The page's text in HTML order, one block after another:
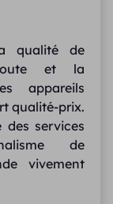
qualité de
et la
appareils
qualité-prix.
services
de
vivement